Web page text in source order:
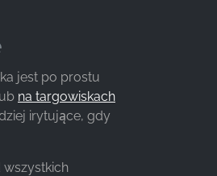
jest po prostu
na targowiskach
irytujące, gdy
wszystkich